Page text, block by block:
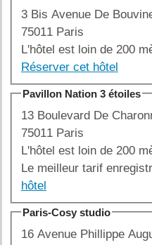
3 Bis Avenue De
75011 Paris
L'hôtel est loin de 200
Réserver cet hôtel
Pavillon Nation 3 étoiles
13 Boulevard De
75011 Paris
L'hôtel est loin de 200
Le meilleur tarif
hôtel
Paris-Cosy studio
16 Avenue Phillippe